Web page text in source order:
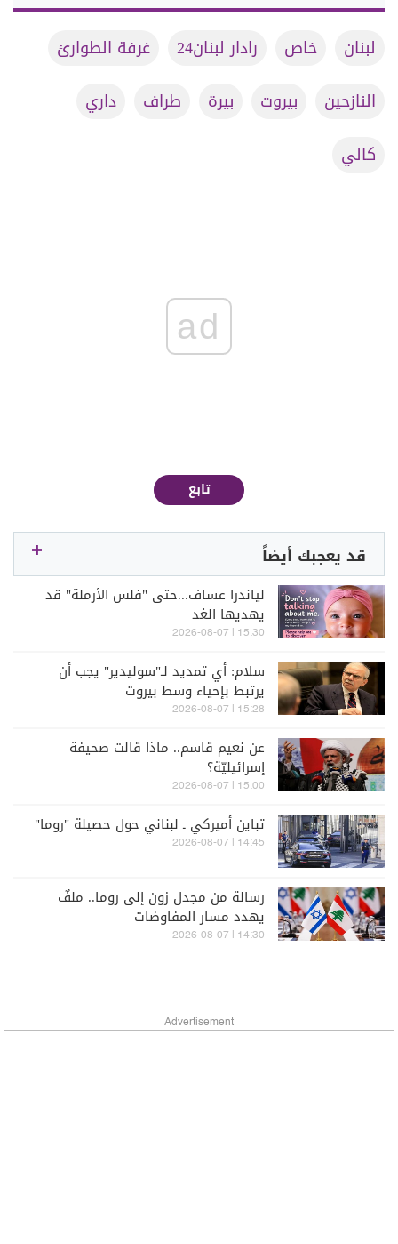
لبنان خاص رادار لبنان24
غرفة الطوارئ
النازحين
بيروت بيرة طراف
داري
كالي
ad
تابع
قد يعجبك أيضاً
لياندرا عساف...حتى "فلس الأرملة" قد
يهديها الغد
15:30 | 2026-08-07
سلام: أي تمديد لـ"سوليدير" يجب أن
يرتبط بإحياء وسط بيروت
15:28 | 2026-08-07
عن نعيم قاسم.. ماذا قالت صحيفة
إسرائيليّة؟
15:00 | 2026-08-07
تباين أميركي ـ لبناني حول حصيلة "روما"
14:45 | 2026-08-07
رسالة من مجدل زون إلى روما.. ملفٌ
يهدد مسار المفاوضات
14:30 | 2026-08-07
Advertisement